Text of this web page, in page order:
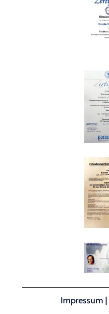
Impressum |